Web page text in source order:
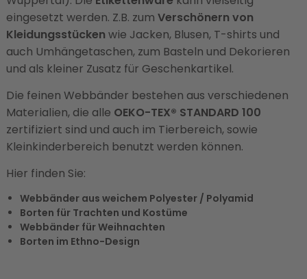
eingesetzt werden. Z.B. zum Verschönern von
Kleidungsstücken wie Jacken, Blusen, T-shirts und
auch Umhängetaschen, zum Basteln und Dekorieren
und als kleiner Zusatz für Geschenkartikel.
Die feinen Webbänder bestehen aus verschiedenen
Materialien, die alle OEKO-TEX® STANDARD 100
zertifiziert sind und auch im Tierbereich, sowie
Kleinkinderbereich benutzt werden können.
Hier finden Sie:
Webbänder aus weichem Polyester / Polyamid
Borten für Trachten und Kostüme
Webbänder für Weihnachten
Borten im Ethno-Design